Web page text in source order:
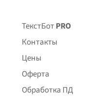
ТекстБотPRO
Контакты
Цены
Оферта
Обработка ПД